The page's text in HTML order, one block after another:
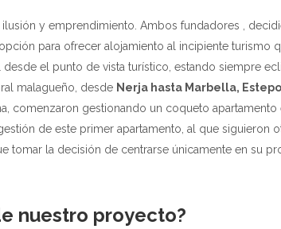
ilusión y emprendimiento. Ambos fundadores ,
para ofrecer alojamiento al incipiente turismo
el punto de vista turístico, estando siempre
malagueño, desde Nerja hasta Marbella,
comenzaron gestionando un coqueto
de este primer apartamento, al que siguieron
tomar la decisión de centrarse únicamente en su
nuestro proyecto?